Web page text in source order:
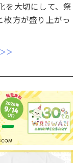
を大切にして、祭
枚方が盛り上がっ
＞